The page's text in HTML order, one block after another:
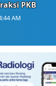
PKB
AM